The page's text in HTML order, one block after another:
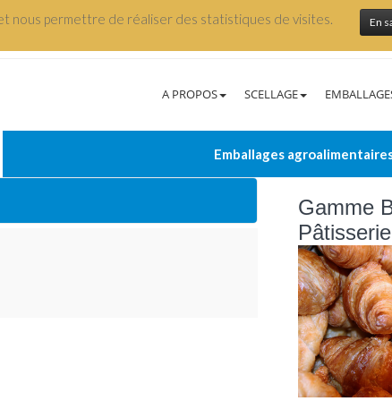
nous permettre de réaliser des statistiques de visites. En
A PROPOS SCELLAGE
Emballages
Gamme
Pâtisserie